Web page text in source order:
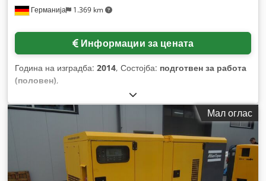
Германија 1.369 km
Информации за цената
Година на изградба: 2014, Состојба: подготвен за работа
(половен),
Мал оглас